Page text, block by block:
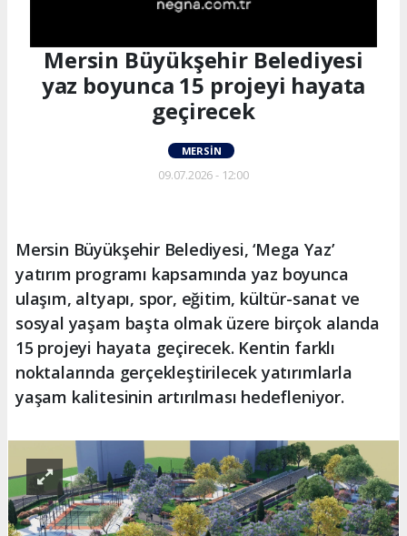
Mersin Büyükşehir Belediyesi
yaz boyunca 15 projeyi hayata
geçirecek
MERSIN
09.07.2026 - 12:00
Mersin Büyükşehir Belediyesi, ‘Mega Yaz’
yatırım programı kapsamında yaz boyunca
ulaşım, altyapı, spor, eğitim, kültür-sanat ve
sosyal yaşam başta olmak üzere birçok alanda
15 projeyi hayata geçirecek. Kentin farklı
noktalarında gerçekleştirilecek yatırımlarla
yaşam kalitesinin artırılması hedefleniyor.